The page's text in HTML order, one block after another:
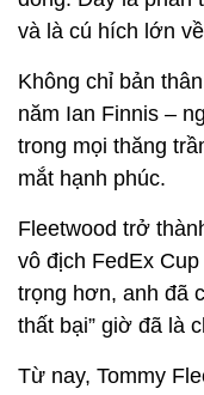
và là cú hích lớn
Không chỉ bản
năm Ian Finnis –
trong mọi thăng
mắt hạnh phúc.
Fleetwood trở
vô địch FedEx
trọng hơn, anh đã
thất bại” giờ đã là
Từ nay, Tommy